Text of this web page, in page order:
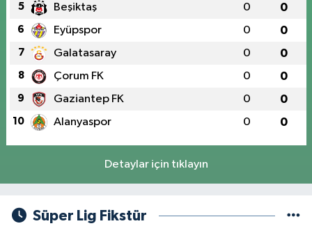
5 Beşiktaş 0 0
6 Eyüpspor 0 0
7 Galatasaray 0 0
8 Çorum FK 0 0
9 Gaziantep FK 0 0
10 Alanyaspor 0 0
Detaylar için tıklayın
Süper Lig Fikstür